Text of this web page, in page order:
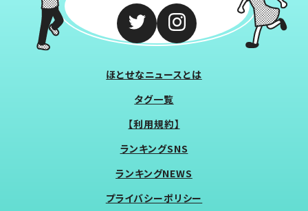
ほとせなニュースとは
タグ一覧
【利用規約】
ランキングSNS
ランキングNEWS
プライバシーポリシー